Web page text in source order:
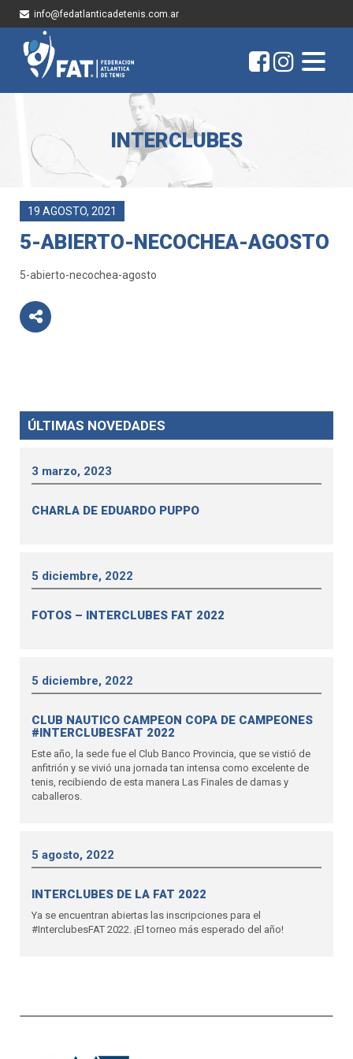
info@fedatlanticadetenis.com.ar
INTERCLUBES
19 AGOSTO, 2021
5-ABIERTO-NECOCHEA-AGOSTO
5-abierto-necochea-agosto
ÚLTIMAS NOVEDADES
3 marzo, 2023
CHARLA DE EDUARDO PUPPO
5 diciembre, 2022
FOTOS – INTERCLUBES FAT 2022
5 diciembre, 2022
CLUB NAUTICO CAMPEON COPA DE CAMPEONES
#INTERCLUBESFAT 2022
Este año, la sede fue el Club Banco Provincia, que se vistió de
anfitrión y se vivió una jornada tan intensa como excelente de
tenis, recibiendo de esta manera Las Finales de damas y
caballeros.
5 agosto, 2022
INTERCLUBES DE LA FAT 2022
Ya se encuentran abiertas las inscripciones para el
#InterclubesFAT 2022. ¡El torneo más esperado del año!